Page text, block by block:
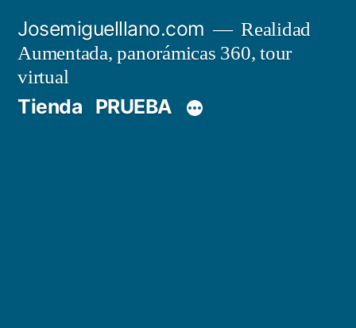
contenido
Josemiguelllano.com
Realidad
Aumentada, panorámicas 360, tour
virtual
Tienda PRUEBA